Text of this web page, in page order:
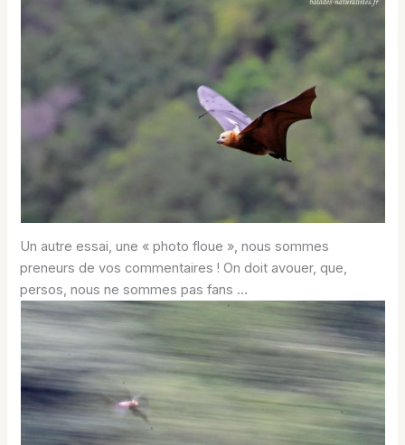
Un autre essai, une « photo floue », nous sommes
preneurs de vos commentaires ! On doit avouer, que,
persos, nous ne sommes pas fans …